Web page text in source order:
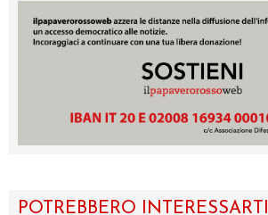
POTREBBERO INTERESSARTI